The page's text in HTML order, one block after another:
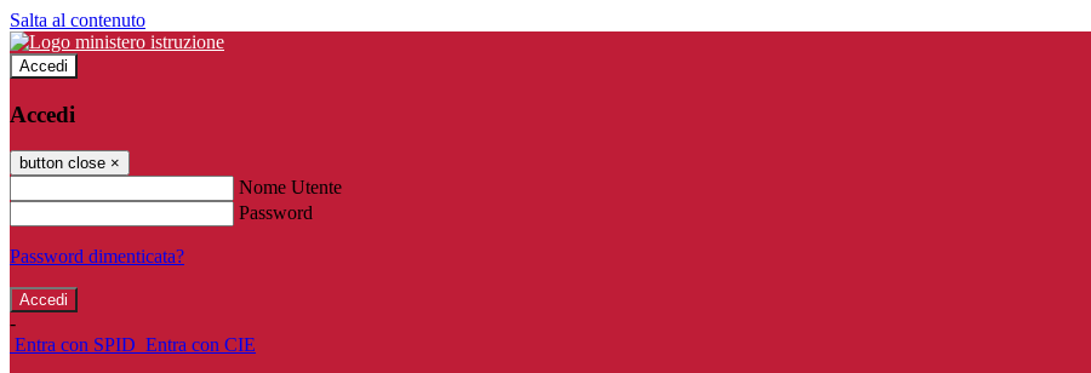
Salta al contenuto
Accedi
Accedi
button close ×
Nome Utente
Password
Password dimenticata?
-
Entra con SPID Entra con CIE